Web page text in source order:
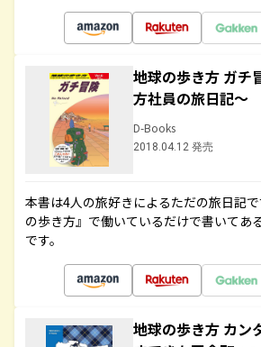
地球の歩き方 ガチ
方社員の旅日記～
D-Books
2018.04.12 発売
本書は4人の旅好きによるただの旅日記
の歩き方』で働いているだけで書いてあ
です。
地球の歩き方 カン